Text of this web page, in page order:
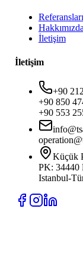
Hakkımızda
İletişim
İletişim
+90
+90 850
+90 553
Küçük
PK: 34440
Istanbul-